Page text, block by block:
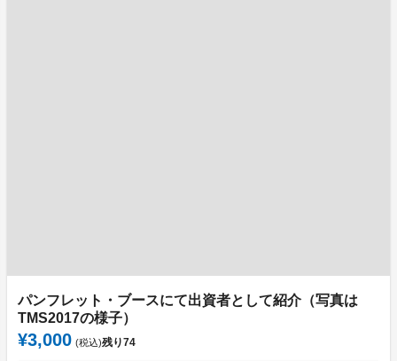
パンフレット・ブースにて出資者として紹介（写真は
TMS2017の様子）
¥3,000 (税込)残り74